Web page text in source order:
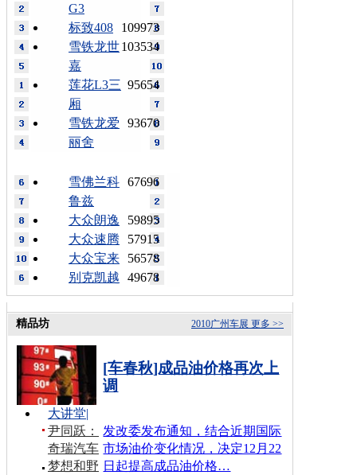
G3
109973
标致408
103534
雪铁龙世
嘉
95654
莲花L3三
厢
93670
雪铁龙爱
丽舍
67696
雪佛兰科
鲁兹
59895
大众朗逸
57915
大众速腾
56578
大众宝来
49678
别克凯越
更多 >>
2010广州车展
精品坊
[车春秋]成品油价格再次上
调
发改委发布通知，结合近期国际
市场油价变化情况，决定12月22
日起提高成品油价格…
大讲堂|
尹同跃：
奇瑞汽车
梦想和野